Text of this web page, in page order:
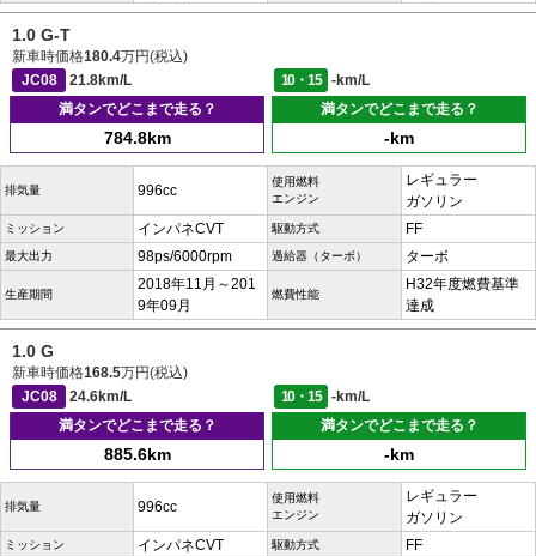
1.0 G-T
新車時価格180.4万円(税込)
JC08
21.8km/L 10・15
-km/L
満タンでどこまで走る？
784.8km
満タンでどこまで走る？
-km
排気量 996cc
使用燃料
エンジン
レギュラー
ガソリン
ミッション インパネCVT 駆動方式 FF
最大出力 98ps/6000rpm 過給器（ターボ） ターボ
生産期間
2018年11月～201
9年09月
燃費性能
H32年度燃費基準
達成
1.0 G
新車時価格168.5万円(税込)
JC08
24.6km/L 10・15
-km/L
満タンでどこまで走る？
885.6km
満タンでどこまで走る？
-km
排気量 996cc
使用燃料
エンジン
レギュラー
ガソリン
ミッション インパネCVT 駆動方式 FF